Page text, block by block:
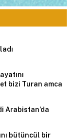
bizi Turan amca
Arabistan’da
bütüncül bir